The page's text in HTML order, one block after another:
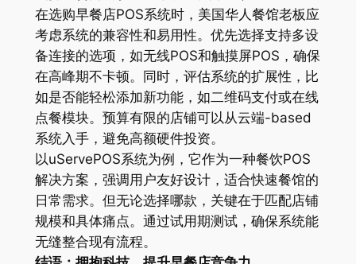
在选购早餐店POS系统时，美国华人餐馆老板应
考虑系统的兼容性和易用性。优先选择支持多设
备连接的选项，如无线POS和触摸屏POS，确保
在高峰期不卡顿。同时，评估系统的扩展性，比
如是否能轻松添加新功能，如二维码支付或在线
点餐模块。预算有限的店铺可以从云端-based
系统入手，避免高额硬件投资。
以uServePOS系统为例，它作为一种餐饮POS
解决方案，强调用户友好设计，适合快速餐馆的
日常需求。但无论选择哪款，关键在于匹配店铺
规模和具体痛点。通过试用期测试，确保系统能
无缝整合现有流程。